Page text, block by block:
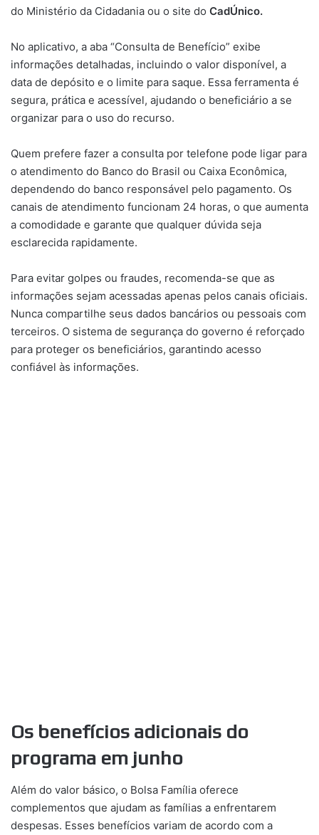
do Ministério da Cidadania ou o site do CadÚnico.
No aplicativo, a aba “Consulta de Benefício” exibe
informações detalhadas, incluindo o valor disponível, a
data de depósito e o limite para saque. Essa ferramenta é
segura, prática e acessível, ajudando o beneficiário a se
organizar para o uso do recurso.
Quem prefere fazer a consulta por telefone pode ligar para
o atendimento do Banco do Brasil ou Caixa Econômica,
dependendo do banco responsável pelo pagamento. Os
canais de atendimento funcionam 24 horas, o que aumenta
a comodidade e garante que qualquer dúvida seja
esclarecida rapidamente.
Para evitar golpes ou fraudes, recomenda-se que as
informações sejam acessadas apenas pelos canais oficiais.
Nunca compartilhe seus dados bancários ou pessoais com
terceiros. O sistema de segurança do governo é reforçado
para proteger os beneficiários, garantindo acesso
confiável às informações.
Os benefícios adicionais do
programa em junho
Além do valor básico, o Bolsa Família oferece
complementos que ajudam as famílias a enfrentarem
despesas. Esses benefícios variam de acordo com a